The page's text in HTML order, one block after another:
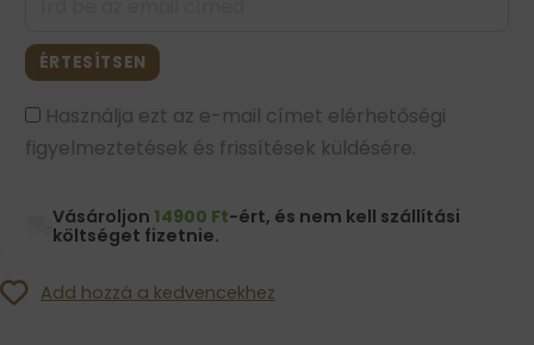
ÉRTESÍTSEN
Használja ezt az e-mail címet elérhetőségi
figyelmeztetések és frissítések küldésére.
Vásároljon14900 Ft-ért, és nem kell szállítási
költséget fizetnie.
Add hozzá a kedvencekhez